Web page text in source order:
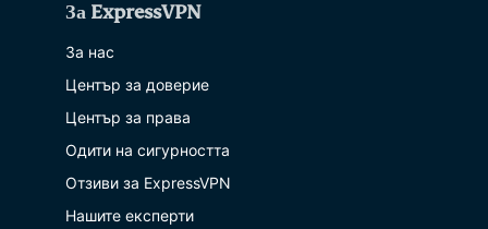
За ExpressVPN
За нас
Център за доверие
Център за права
Одити на сигурността
Отзиви за ExpressVPN
Нашите експерти